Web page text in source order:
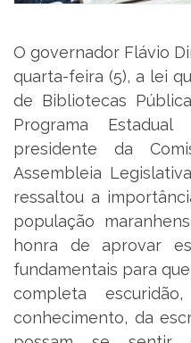
O governador Flávio
quarta-feira (5), a lei
de Bibliotecas
Programa
presidente da
Assembleia
ressaltou a
população
honra de aprovar
fundamentais para
completa
conhecimento, da